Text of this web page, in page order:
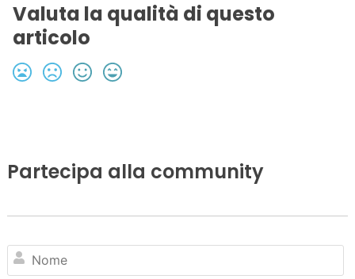
Valuta la qualità di questo
articolo
Partecipa alla community